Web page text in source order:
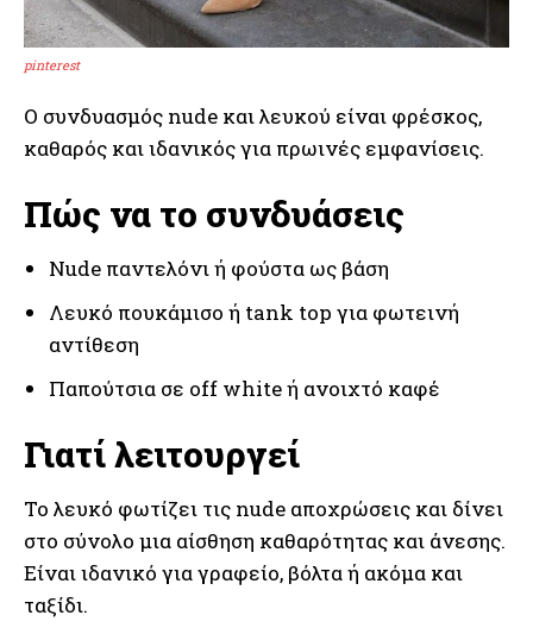
pinterest
Ο συνδυασμός nude και λευκού είναι φρέσκος,
καθαρός και ιδανικός για πρωινές εμφανίσεις.
Πώς να το συνδυάσεις
Nude παντελόνι ή φούστα ως βάση
Λευκό πουκάμισο ή tank top για φωτεινή
αντίθεση
Παπούτσια σε off white ή ανοιχτό καφέ
Γιατί λειτουργεί
Το λευκό φωτίζει τις nude αποχρώσεις και δίνει
στο σύνολο μια αίσθηση καθαρότητας και άνεσης.
Είναι ιδανικό για γραφείο, βόλτα ή ακόμα και
ταξίδι.